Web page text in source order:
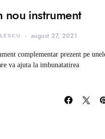
nou instrument
august 27, 2021
complementar prezent pe
va ajuta la imbunatatirea